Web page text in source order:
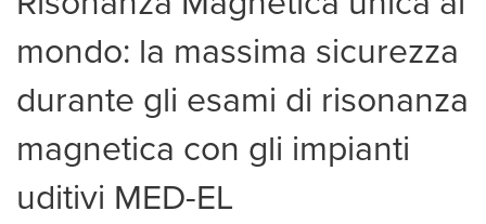
mondo: la massima sicurezza
durante gli esami di risonanza
magnetica con gli impianti
uditivi MED-EL